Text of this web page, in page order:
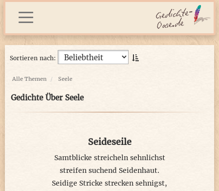
Sortieren nach:
Alle Themen Seele
Gedichte Über Seele
Seideseile
Samtblicke streicheln sehnlichst
streifen suchend Seidenhaut.
Seidige Stricke strecken sehnigst,